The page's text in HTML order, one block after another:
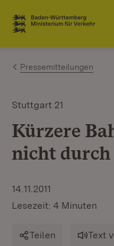
Zum Inhalt
Link zur Startseite
Pressemitteilungen
Stuttgart 21
Kürzere
nicht
14.11.2011
Lesezeit: 4 Minuten
Teilen Text